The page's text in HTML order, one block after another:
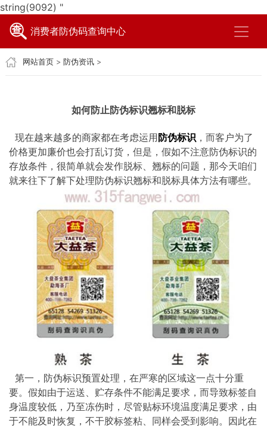
string(9092) "
消费者防伪码查询中心
网站首页> 防伪资讯>
如何防止防伪标识翘标和脱标
现在越来越多的商家都在考虑运用防伪标识 ，而客户为了
价格更加廉价也会打乱订货，但是，假如不注意防伪标识的
存放条件，很简单就会发作脱标、翘标的问题，那今天咱们
就来往下了解下处理防伪标识翘标和脱标具体方法有哪些。
第一，防伪标识预置处理，在严寒的区域这一点十分重
要。假如由于运送、贮存条件不能满足要求，而导致标签自
身温度较低，乃至冻伤时，尽管贴标环境温度满足要求，由
于不能及时恢复，不干胶标签粘、同样会受到影响。因此在